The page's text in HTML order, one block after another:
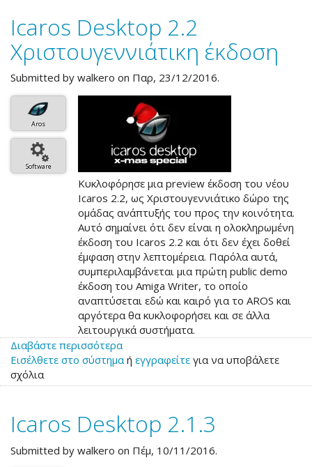
Icaros Desktop 2.2
Χριστουγεννιάτικη έκδοση
Submitted by walkero on Παρ, 23/12/2016.
Aros
Software
Κυκλοφόρησε μια preview έκδοση του νέου
Icaros 2.2, ως Χριστουγεννιάτικο δώρο της
ομάδας ανάπτυξής του προς την κοινότητα.
Αυτό σημαίνει ότι δεν είναι η ολοκληρωμένη
έκδοση του Icaros 2.2 και ότι δεν έχει δοθεί
έμφαση στην λεπτομέρεια. Παρόλα αυτά,
συμπεριλαμβάνεται μια πρώτη public demo
έκδοση του Amiga Writer, το οποίο
αναπτύσεται εδώ και καιρό για το AROS και
αργότερα θα κυκλοφορήσει και σε άλλα
λειτουργικά συστήματα.
Διαβάστε περισσότεραγια
το
Desktop
Χριστουγεννιάτικη
έκδοση
Εισέλθετε στο σύστημαή εγγραφείτε για να υποβάλετε
σχόλια
Icaros Desktop 2.1.3
Submitted by walkero on Πέμ, 10/11/2016.